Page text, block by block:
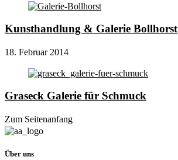
Kunsthandlung & Galerie Bollhorst
18. Februar 2014
Graseck Galerie für Schmuck
Zum Seitenanfang
Über uns